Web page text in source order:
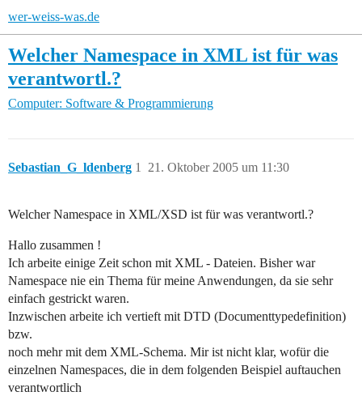
wer-weiss-was.de
Welcher Namespace in XML ist für was
verantwortl.?
Computer: Software & Programmierung
Sebastian_G_ldenberg 21. Oktober 2005 um 11:30
1
Welcher Namespace in XML/XSD ist für was verantwortl.?
Hallo zusammen !
Ich arbeite einige Zeit schon mit XML - Dateien. Bisher war
Namespace nie ein Thema für meine Anwendungen, da sie sehr
einfach gestrickt waren.
Inzwischen arbeite ich vertieft mit DTD (Documenttypedefinition)
bzw.
noch mehr mit dem XML-Schema. Mir ist nicht klar, wofür die
einzelnen Namespaces, die in dem folgenden Beispiel auftauchen
verantwortlich